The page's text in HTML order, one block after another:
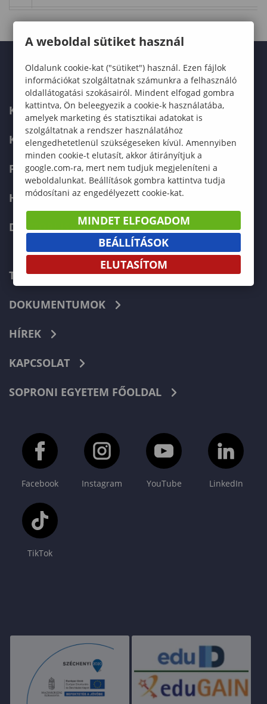
KARUNK
KÉPZÉSEK
FELVÉTELIZŐKNEK
HALLGATÓKNAK
DOKTORI ISKOLA
TELEFONKÖNYV
DOKUMENTUMOK
HÍREK
KAPCSOLAT
SOPRONI EGYETEM FŐOLDAL
Facebook Instagram YouTube LinkedIn
TikTok
A weboldal sütiket használ
Oldalunk cookie-kat ("sütiket") használ. Ezen fájlok
információkat szolgáltatnak számunkra a felhasználó
oldallátogatási szokásairól. Mindent elfogad gombra
kattintva, Ön beleegyezik a cookie-k használatába,
amelyek marketing és statisztikai adatokat is
szolgáltatnak a rendszer használatához
elengedhetetlenül szükségeseken kívül. Amennyiben
minden cookie-t elutasít, akkor átirányítjuk a
google.com-ra, mert nem tudjuk megjeleníteni a
weboldalunkat. Beállítások gombra kattintva tudja
módosítani az engedélyezett cookie-kat.
MINDET ELFOGADOM
BEÁLLÍTÁSOK
ELUTASÍTOM